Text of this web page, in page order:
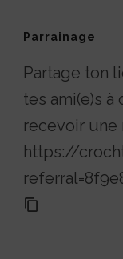
Parrainage
Partage ton
tes ami(e)s
recevoir une
https://